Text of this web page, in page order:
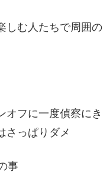
しむ人たちで周囲の
オフに一度偵察にき
さっぱりダメ
事